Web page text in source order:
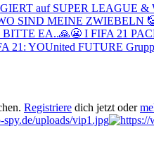
auf SUPER LEAGUE
SIND MEINE ZWIEBELN
EA..🙏😬 I FIFA 21
21: YOUnited FUTURE
Registriere dich jetzt oder